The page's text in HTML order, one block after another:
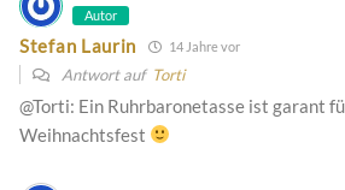
Autor
Stefan Laurin 14 Jahre vor
Antwort auf Torti
@Torti: Ein Ruhrbaronetasse ist garant
Weihnachtsfest